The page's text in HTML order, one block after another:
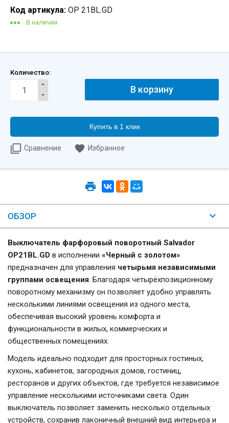
Код артикула: OP 21BL.GD
В наличии
Количество:
Купить в 1 клик
Сравнение Избранное
ОБЗОР
Выключатель фарфоровый поворотный Salvador
OP21BL.GD в исполнении «Черный с золотом»
предназначен для управления четырьмя независимыми
группами освещения. Благодаря четырёхпозиционному
поворотному механизму он позволяет удобно управлять
несколькими линиями освещения из одного места,
обеспечивая высокий уровень комфорта и
функциональности в жилых, коммерческих и
общественных помещениях.
Модель идеально подходит для просторных гостиных,
кухонь, кабинетов, загородных домов, гостиниц,
ресторанов и других объектов, где требуется независимое
управление несколькими источниками света. Один
выключатель позволяет заменить несколько отдельных
устройств, сохранив лаконичный внешний вид интерьера и